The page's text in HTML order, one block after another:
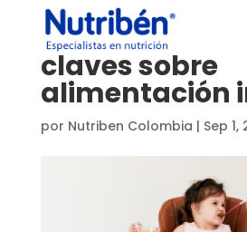
claves sobre
alimentación
por Nutriben Colombia | Sep 1,